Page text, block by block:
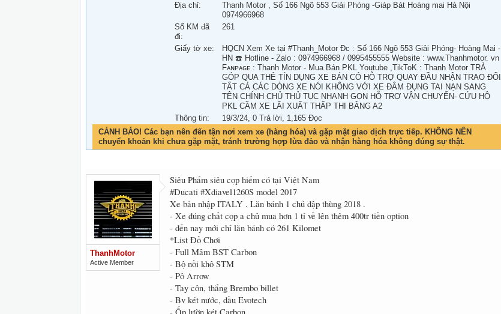
Địa chỉ:
Thanh Motor , Số 166 Ngõ 553 Giải Phóng -Giáp Bát Hoàng mai Hà Nội
0974966968
Số KM đã
đi:
261
Giấy tờ xe:
HQCN Xem Xe tại #Thanh_Motor Đc : Số 166 Ngõ 553 Giải Phóng- Hoàng Mai -
HN ☎️ Hotline - Zalo : 0974966968 / 0995455555 Website : www.Thanhmotor. vn
Fᴀɴᴘᴀɢᴇ : Thanh Motor - Mua Bán PKL Youtube ,TikToK : Thanh Motor TRẢ
GÓP QUA THẺ TÍN DỤNG XE BÁN CÓ HỖ TRỢ QUAY ĐẦU NHẬN TRAO ĐỔI
TẤT CẢ CÁC DÒNG XE NÓI KHÔNG VỚI XE ĐÂM ĐỤNG TAI NẠN SANG
TÊN CHÍNH CHỦ THỦ TỤC NHANH GỌN HỖ TRỢ VẬN CHUYỂN- CỨU HỘ
PKL CẦM XE LÃI XUẤT THẤP THI BẰNG A2
Thông tin:
19/3/24, 0 Trả lời, 1,165 Đọc
CẢNH BÁO! Các bạn nên đến tận nơi xem xe (hàng hóa) và gặp mặt giao dịch trực tiếp. KHÔNG NÊN
chuyển khoản khi chưa gặp mặt, tránh trường hợp lừa đảo và nhận hàng hóa không đúng sự thật.
ThanhMotor
Active Member
Siêu Phẩm siêu cọp hiểm có tại Việt Nam
#Ducati #Xdiavel1260S model 2017
Xe bản nhập ITALY . Lăn bánh 1 chủ đập thùng 2018 .
- Xe đúng chất cọp a chủ mua hơn 1 tỉ về lên thêm 400tr tiền option
- đến nay mới chỉ lăn bánh có 261 Kilomet
*List Đồ Chơi
- Full Mâm BST Carbon
- Bộ nồi khô STM
- Pô Arrow
- Tay côn, thắng Brembo billet
- Bv két nước, dầu Evotech